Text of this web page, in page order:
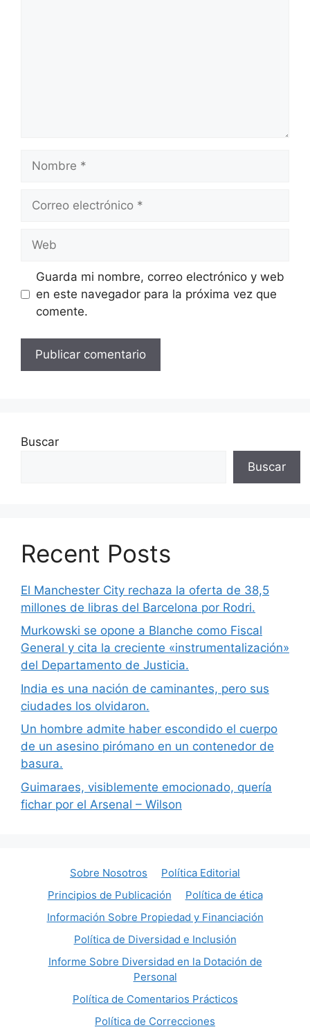
Nombre
Correo
Web
Guarda mi nombre, correo electrónico y web
en este navegador para la próxima vez que
comente.
Buscar
Buscar
Recent Posts
El Manchester City rechaza la oferta de 38,5
millones de libras del Barcelona por Rodri.
Murkowski se opone a Blanche como Fiscal
General y cita la creciente «instrumentalización»
del Departamento de Justicia.
India es una nación de caminantes, pero sus
ciudades los olvidaron.
Un hombre admite haber escondido el cuerpo
de un asesino pirómano en un contenedor de
basura.
Guimaraes, visiblemente emocionado, quería
fichar por el Arsenal – Wilson
Sobre Nosotros
Política Editorial
Principios de Publicación
Política de ética
Información Sobre Propiedad y Financiación
Política de Diversidad e Inclusión
Informe Sobre Diversidad en la Dotación de
Personal
Política de Comentarios Prácticos
Política de Correcciones